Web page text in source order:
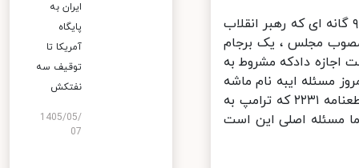
های ما با وجود این که انسان های باهوشی بودند ولی آن شرایط ۹ گانه ای که رهبر انقلاب
مجلس ، یک برجام
مقام معظم رهبری با ۹ شرط به دولت اجازه دادکه مشروط به
مسئله ایبه نام ماشه
نمی توانست وجود داشته باشد اما اکنون در برجام وجود دارد. در حقیقت قطعنامه ۲۲۳۱ که ترامپ به
مسئله اصلی این است
ایران به
پایگاه
آمریکا تا
توقیف سه
نفتکش
1405/05/
07